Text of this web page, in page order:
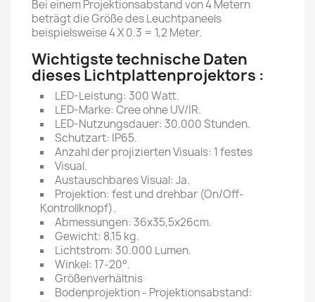
Bei einem Projektionsabstand von 4 Metern
beträgt die Größe des Leuchtpaneels
beispielsweise 4 X 0.3 = 1,2 Meter.
Wichtigste technische Daten
dieses Lichtplattenprojektors :
LED-Leistung: 300 Watt.
LED-Marke: Cree ohne UV/IR.
LED-Nutzungsdauer: 30.000 Stunden.
Schutzart: IP65.
Anzahl der projizierten Visuals: 1 festes
Visual.
Austauschbares Visual: Ja.
Projektion: fest und drehbar (On/Off-
Kontrollknopf).
Abmessungen: 36x35,5x26cm.
Gewicht: 8,15 kg.
Lichtstrom: 30.000 Lumen.
Winkel: 17-20°.
Größenverhältnis
Bodenprojektion - Projektionsabstand: